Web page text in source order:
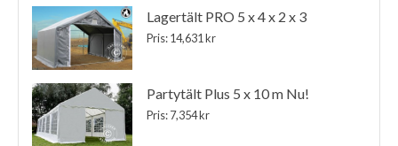
Lagertält PRO 5 x 4 x 2 x 3
Pris: 14,631 kr
Partytält Plus 5 x 10 m Nu!
Pris: 7,354 kr